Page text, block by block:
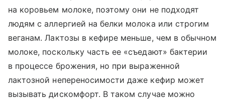
на коровьем молоке, поэтому они не подходят
людям с аллергией на белки молока или строгим
веганам. Лактозы в кефире меньше, чем в обычном
молоке, поскольку часть ее «съедают» бактерии
в процессе брожения, но при выраженной
лактозной непереносимости даже кефир может
вызывать дискомфорт. В таком случае можно